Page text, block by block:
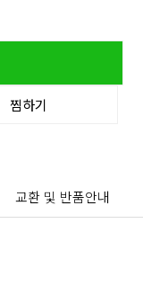
찜하기
교환 및 반품안내